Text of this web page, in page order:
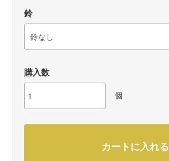
鈴
購入数
個
カートに入れる